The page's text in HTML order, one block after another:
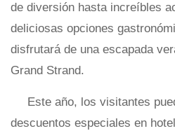
de diversión hasta increíbles
deliciosas opciones
disfrutará de una escapada
Grand Strand.
Este año, los visitantes
descuentos especiales en